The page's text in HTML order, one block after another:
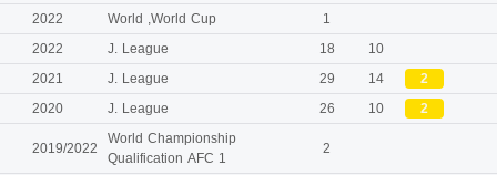
2022
World ,World Cup
1
2022
J. League 18
10
2021
J. League 29 14
2
2020
J. League 26 10
2
2019/2022 World Championship
Qualification AFC 1
2